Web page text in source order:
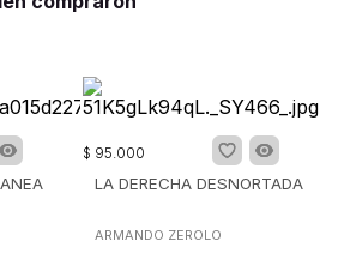
$ 95.000
LA DERECHA DESNORTADA
ARMANDO ZEROLO